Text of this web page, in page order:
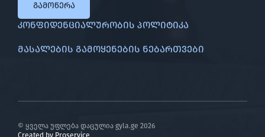
გამოწერა
კონფიდენციალურობის პოლიტიკა
მასალების გამოყენების ნებართვები
© ყველა უფლება დაცულია gyla.ge 2026
Created by Proservice